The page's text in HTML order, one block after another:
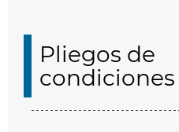
Pliegos de
condiciones